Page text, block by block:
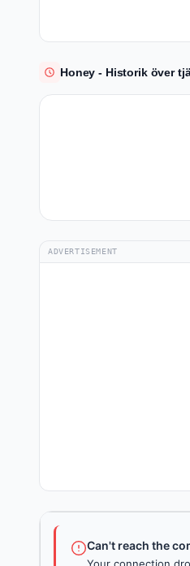
Honey - Historik över
ADVERTISEMENT
Can't reach the
Your connection